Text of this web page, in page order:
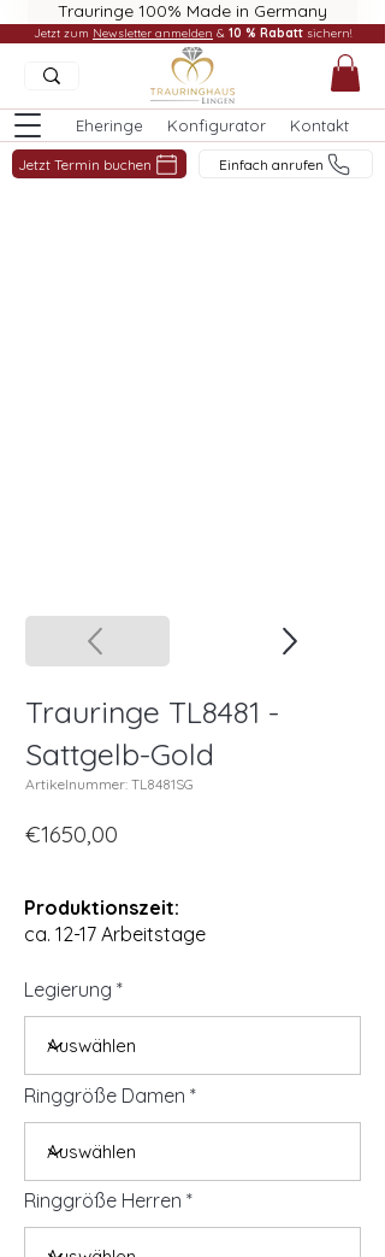
Trauringe 100% Made in Germany
Eheringe Konfigurator Kontakt
Jetzt Termin buchen Einfach anrufen
Jetzt zum Newsletter anmelden & 10 % Rabatt sichern!
Trauringe TL8481 -
Sattgelb-Gold
Artikelnummer: TL8481SG
€1650,00
Produktionszeit:
ca. 12-17 Arbeitstage
Legierung
Ringgröße Damen
Ringgröße Herren